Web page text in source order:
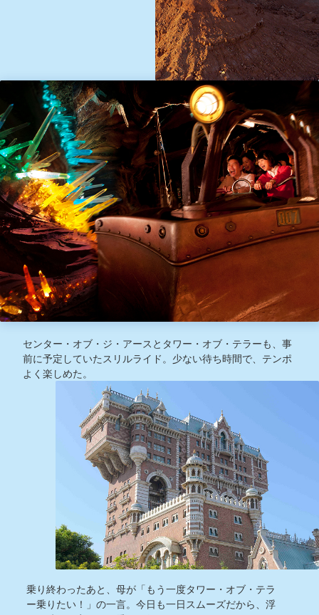
センター・オブ・ジ・アースとタワー・オブ・テラーも、事
前に予定していたスリルライド。少ない待ち時間で、テンポ
よく楽しめた。
乗り終わったあと、母が「もう一度タワー・オブ・テラ
ー乗りたい！」の一言。今日も一日スムーズだから、浮